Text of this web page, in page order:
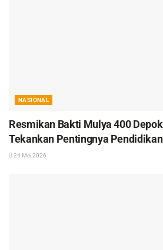
NASIONAL
Resmikan Bakti Mulya 400
Tekankan Pentingnya
24 Mei 2026